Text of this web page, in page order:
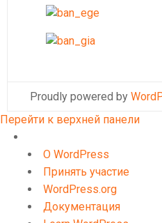
Proudly powered by
Перейти к верхней панели
WordPress
О WordPress
Принять участие
WordPress.org
Документация